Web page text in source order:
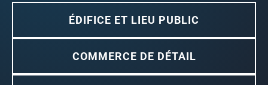
ÉDIFICE ET LIEU PUBLIC
COMMERCE DE DÉTAIL